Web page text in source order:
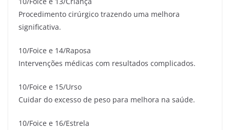
Procedimento cirúrgico trazendo uma melhora
significativa.
10/Foice e 14/Raposa
Intervenções médicas com resultados complicados.
10/Foice e 15/Urso
Cuidar do excesso de peso para melhora na saúde.
10/Foice e 16/Estrela